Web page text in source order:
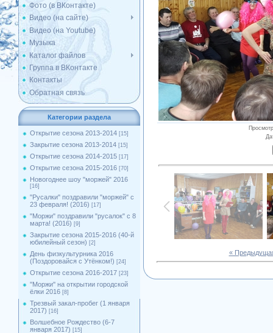
Фото (в ВКонтакте)
Видео (на сайте)
Видео (на Youtube)
Музыка
Каталог файлов
Группа в ВКонтакте
Контакты
Обратная связь
Категории раздела
Открытие сезона 2013-2014 [15]
Закрытие сезона 2013-2014 [15]
Открытие сезона 2014-2015 [17]
Открытие сезона 2015-2016 [70]
Новогоднее шоу "моржей" 2016
[16]
"Русалки" поздравили "моржей" с
23 февраля! (2016) [17]
"Моржи" поздравили "русалок" с 8
марта! (2016) [9]
Закрытие сезона 2015-2016 (40-й
юбилейный сезон) [2]
День физкультурника 2016
(Поздоровайся с Утёнком!) [24]
Открытие сезона 2016-2017 [23]
''Моржи'' на открытии городской
ёлки 2016 [8]
Трезвый закал-пробег (1 января
2017) [16]
Волшебное Рождество (6-7
января 2017) [15]
«